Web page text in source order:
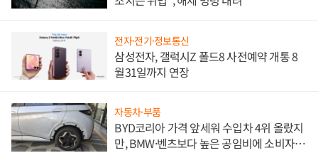
전자·전기·정보통신
삼성전자, 갤럭시Z 폴드8 사전예약 개통 8
월31일까지 연장
자동차·부품
BYD코리아 가격 앞세워 수입차 4위 올랐지
만, BMW·벤츠보다 높은 공임비에 소비자